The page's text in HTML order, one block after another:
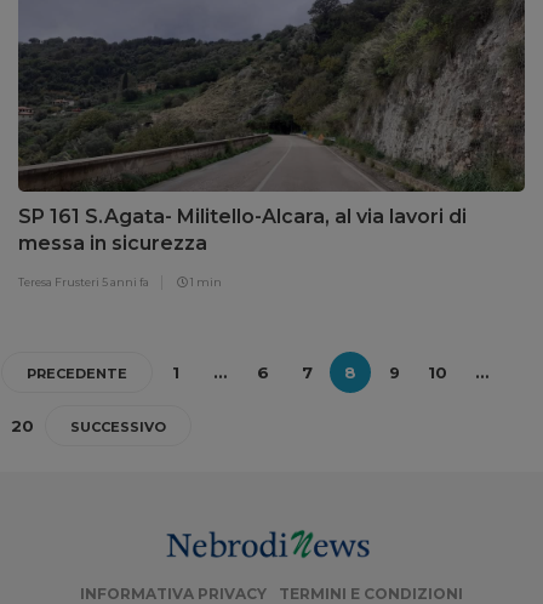
SP 161 S.Agata- Militello-Alcara, al via lavori di
messa in sicurezza
Teresa Frusteri 5 anni fa 1 min
PRECEDENTE 1 … 6 7 8 9 10 …
20 SUCCESSIVO
INFORMATIVA PRIVACY TERMINI E CONDIZIONI